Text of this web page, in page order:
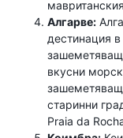
Алгарве:
дестинация
вкусни
старинни
Praia da